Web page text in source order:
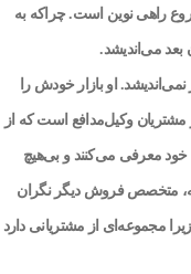
راهی نوین است. چراکه به
بعد می‌اندیشد.
او بازار خودش را
وکیل‌مدافع است که از
خود معرفی می‌کنند و بی‌هیچ
متخصص فروش دیگر نگران
مجموعه‌ای از مشتریانی دارد